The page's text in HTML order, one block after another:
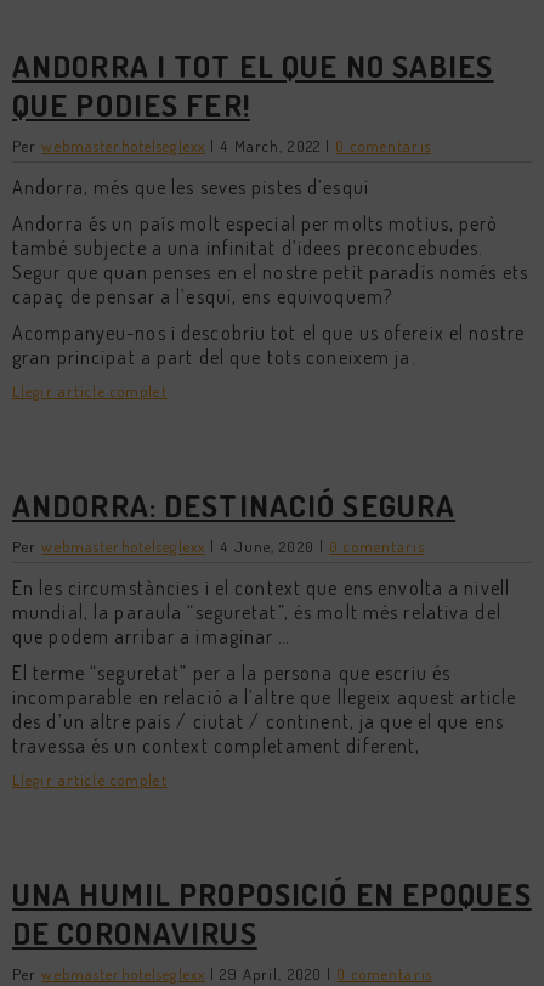
ANDORRA I TOT EL QUE NO SABIES
QUE PODIES FER!
Perwebmasterhotelseglexx | 4 March, 2022 | 0 comentaris
Andorra, més que les seves pistes d’esquí
Andorra és un país molt especial per molts motius, però
també subjecte a una infinitat d’idees preconcebudes.
Segur que quan penses en el nostre petit paradís només ets
capaç de pensar a l’esquí, ens equivoquem?
Acompanyeu-nos i descobriu tot el que us ofereix el nostre
gran principat a part del que tots coneixem ja.
Llegir article complet
ANDORRA: DESTINACIÓ SEGURA
Perwebmasterhotelseglexx | 4 June, 2020 | 0 comentaris
En les circumstàncies i el context que ens envolta a nivell
mundial, la paraula “seguretat”, és molt més relativa del
que podem arribar a imaginar …
El terme “seguretat” per a la persona que escriu és
incomparable en relació a l’altre que llegeix aquest article
des d’un altre país / ciutat / continent, ja que el que ens
travessa és un context completament diferent,
Llegir article complet
UNA HUMIL PROPOSICIÓ EN EPOQUES
DE CORONAVIRUS
Perwebmasterhotelseglexx |29 April, 2020 | 0 comentaris